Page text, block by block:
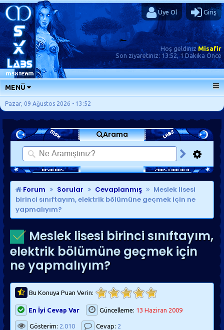
Üye Ol Giriş
Hoş geldinizMisafir
Son ziyaretiniz: 13:52, 1 Dakika Önce
MENÜ
ANA SAYFA
FORUMLAR
SORU-CEVAP
GÜNLÜKLER
SON MESAJLAR
KISAYOLLAR
Pazar, 09 Ağustos 2026 - 13:52
Arama
Forum Sorular Cevaplanmış
Meslek lisesi
birinci sınıftayım, elektrik bölümüne geçmek için ne
yapmalıyım?
Meslek lisesi birinci sınıftayım,
elektrik bölümüne geçmek için
ne yapmalıyım?
Bu Konuya Puan Verin:
En İyi Cevap Var Güncelleme: 13 Haziran 2009
Gösterim: 2.010 Cevap: 2